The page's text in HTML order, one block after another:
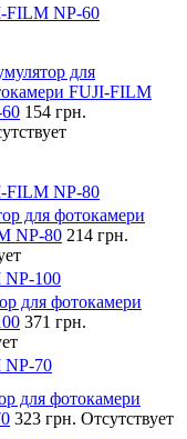
FILM NP-60
для
FUJI-FILM
154 грн.
FILM NP-80
для фотокамери
NP-80 214 грн.
NP-100
для фотокамери
371 грн.
NP-70
для фотокамери
323 грн. Отсутствует